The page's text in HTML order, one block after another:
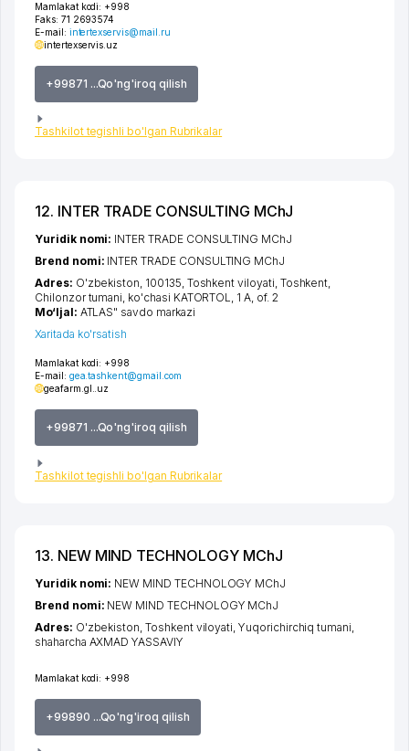
Mamlakat kodi: +998
Faks: 71 2693574
E-mail: intertexservis@mail.ru
intertexservis.uz
+99871 ...Qo'ng'iroq qilish
Tashkilot tegishli bo'lgan Rubrikalar
12. INTER TRADE CONSULTING MChJ
Mamlakat kodi: +998
E-mail: gea.tashkent@gmail.com
geafarm.gl..uz
+99871 ...Qo'ng'iroq qilish
Tashkilot tegishli bo'lgan Rubrikalar
Yuridik nomi: INTER TRADE CONSULTING MChJ
Brend nomi: INTER TRADE CONSULTING MChJ
Adres: O'zbekiston, 100135, Toshkent viloyati, Toshkent,
Chilonzor tumani, ko'chasi KATORTOL, 1 A, of. 2
Mo‘ljal: ATLAS" savdo markazi
Xaritada ko'rsatish
13. NEW MIND TECHNOLOGY MChJ
Mamlakat kodi: +998
+99890 ...Qo'ng'iroq qilish
Yuridik nomi: NEW MIND TECHNOLOGY MChJ
Brend nomi: NEW MIND TECHNOLOGY MChJ
Adres: O'zbekiston,Toshkent viloyati ,Yuqorichirchiq tumani
shaharcha AXMAD YASSAVIY